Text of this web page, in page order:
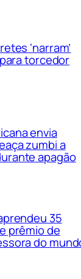
‘narram’
torcedor
envia
zumbi a
apagão
35
prêmio de
do